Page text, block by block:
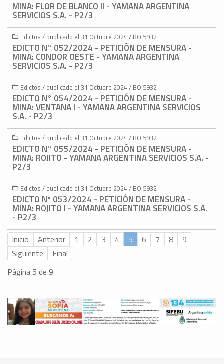
MINA: FLOR DE BLANCO II - YAMANA ARGENTINA
SERVICIOS S.A. - P2/3
Edictos / publicado el 31 Octubre 2024 / BO 5932
EDICTO N° 052/2024 - PETICIÓN DE MENSURA -
MINA: CONDOR OESTE - YAMANA ARGENTINA
SERVICIOS S.A. - P2/3
Edictos / publicado el 31 Octubre 2024 / BO 5932
EDICTO N° 054/2024 - PETICIÓN DE MENSURA -
MINA: VENTANA I - YAMANA ARGENTINA SERVICIOS
S.A. - P2/3
Edictos / publicado el 31 Octubre 2024 / BO 5932
EDICTO N° 055/2024 - PETICIÓN DE MENSURA -
MINA: ROJITO - YAMANA ARGENTINA SERVICIOS S.A. -
P2/3
Edictos / publicado el 31 Octubre 2024 / BO 5932
EDICTO Nº 053/2024 - PETICIÓN DE MENSURA -
MINA: ROJITO I - YAMANA ARGENTINA SERVICIOS S.A.
- P2/3
Inicio Anterior 1 2 3 4 5 6 7 8
9
Siguiente
Final
Página 5 de 9